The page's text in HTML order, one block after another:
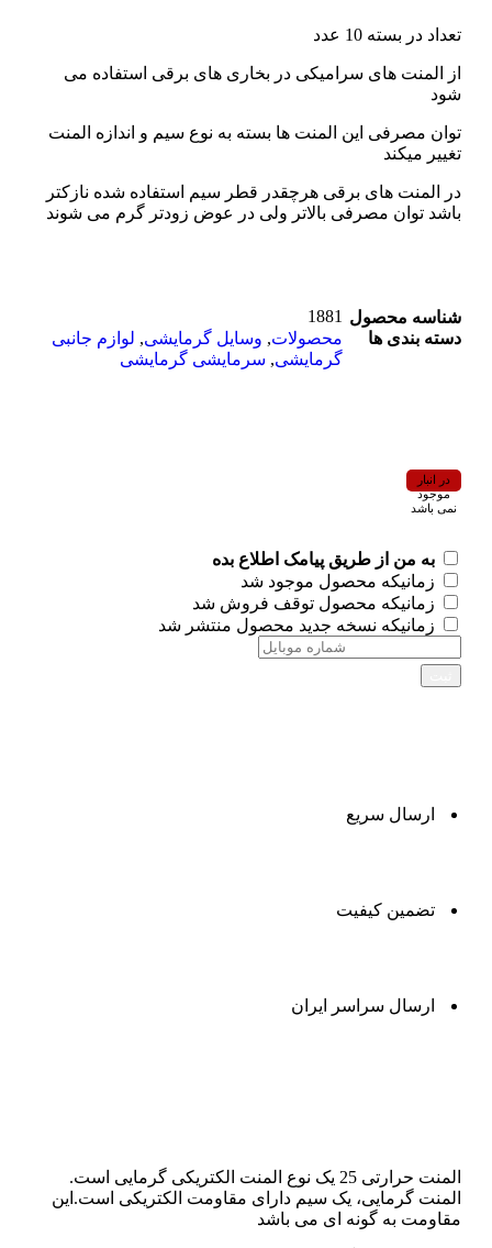
تعداد در بسته 10 عدد
از المنت های سرامیکی در بخاری های برقی استفاده می
شود
توان مصرفی این المنت ها بسته به نوع سیم و اندازه المنت
تغییر میکند
در المنت های برقی هرچقدر قطر سیم استفاده شده نازکتر
باشد توان مصرفی بالاتر ولی در عوض زودتر گرم می شوند
شناسه محصول 1881
دسته بندی ها
محصولات, وسایل گرمایشی, لوازم جانبی
گرمایشی, سرمایشی گرمایشی
در انبار
موجود
نمی باشد
به من از طریق پیامک اطلاع بده
زمانیکه محصول موجود شد
زمانیکه محصول توقف فروش شد
زمانیکه نسخه جدید محصول منتشر شد
ارسال سریع
تضمین کیفیت
ارسال سراسر ایران
المنت حرارتی 25 یک نوع المنت الکتریکی گرمایی است.
المنت گرمایی، یک سیم دارای مقاومت الکتریکی است.این
مقاومت به گونه ای می باشد